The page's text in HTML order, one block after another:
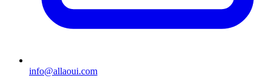
info@allaoui.com